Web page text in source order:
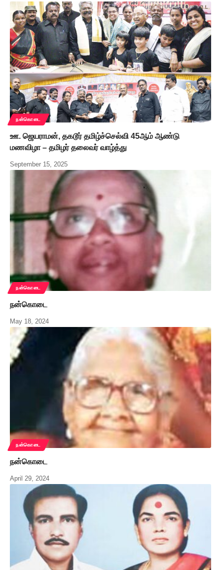
நன்கொடை
ஊ. ஜெயராமன், தகடூர் தமிழ்ச்செல்வி 45ஆம் ஆண்டு
மணவிழா – தமிழர் தலைவர் வாழ்த்து
September 15, 2025
நன்கொடை
நன்கொடை
May 18, 2024
நன்கொடை
நன்கொடை
April 29, 2024